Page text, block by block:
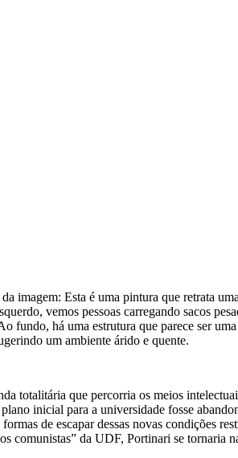
imagem: Esta é uma pintura que retrata
vemos pessoas carregando sacos
fundo, há uma estrutura que parece ser
um ambiente árido e quente.
totalitária que percorria os meios
inicial para a universidade fosse
de escapar dessas novas condições
comunistas” da UDF, Portinari se tornaria